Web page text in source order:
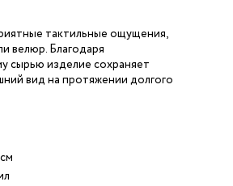
тактильные ощущения,
велюр. Благодаря
сырью изделие сохраняет
вид на протяжении долгого